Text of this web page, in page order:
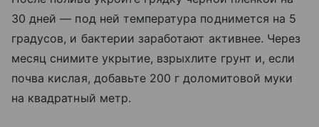
30 дней — под ней температура поднимется на 5
градусов, и бактерии заработают активнее. Через
месяц снимите укрытие, взрыхлите грунт и, если
почва кислая, добавьте 200 г доломитовой муки
на квадратный метр.